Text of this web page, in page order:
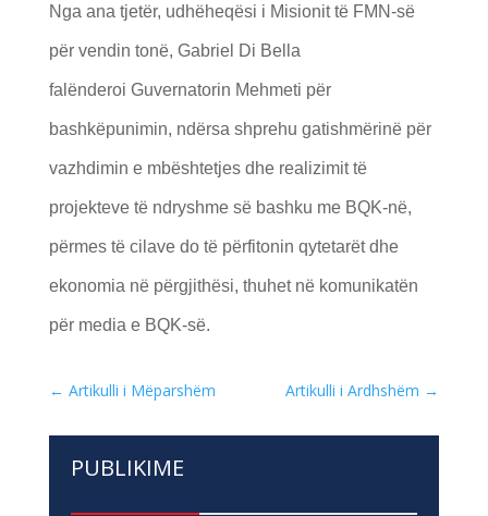
Nga ana tjetër, udhëheqësi i Misionit të FMN-së
për vendin tonë, Gabriel Di Bella
falënderoi Guvernatorin Mehmeti për
bashkëpunimin, ndërsa shprehu gatishmërinë për
vazhdimin e mbështetjes dhe realizimit të
projekteve të ndryshme së bashku me BQK-në,
përmes të cilave do të përfitonin qytetarët dhe
ekonomia në përgjithësi, thuhet në komunikatën
për media e BQK-së.
← Artikulli i Mëparshëm Artikulli i Ardhshëm →
PUBLIKIME